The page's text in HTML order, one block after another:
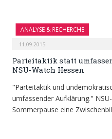
ANALYSE & RECHERCHE
11.09.2015
Parteitaktik statt
NSU-Watch Hessen
"Parteitaktik und
umfassender Aufklärung."
Sommerpause eine